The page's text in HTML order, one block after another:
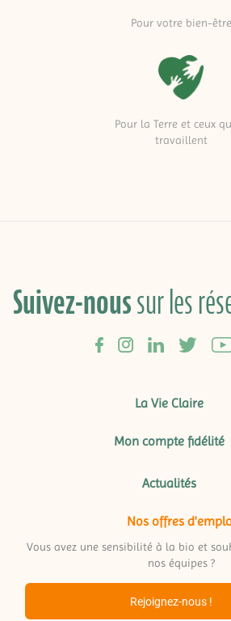
Pour votre bien-être
Pour la Terre et ceux
travaillent
Suivez-noussur les
La Vie Claire
Mon compte fidélité
Actualités
Nos offres
Vous avez une sensibilité à la bio et
nos équipes ?
Rejoignez-nous !